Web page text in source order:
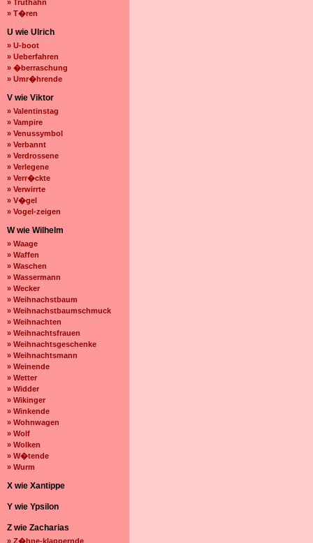
» Truthahn
» T�ren
U wie Ulrich
» U-boot
» Ueberfahren
» �berraschung
» Umr�hrende
V wie Viktor
» Valentinstag
» Vampire
» Venussymbol
» Verbannt
» Verdrossene
» Verlegene
» Verr�ckte
» Verwirrte
» V�gel
» Vogel-zeigen
W wie Wilhelm
» Waage
» Waffen
» Waschen
» Wassermann
» Wecker
» Weihnachstbaum
» Weihnachstbaumschmuck
» Weihnachten
» Weihnachtsfrauen
» Weihnachtsgeschenke
» Weihnachtsmann
» Weinende
» Wetter
» Widder
» Wikinger
» Winkende
» Wohnwagen
» Wolf
» Wolken
» W�tende
» Wurm
X wie Xantippe
Y wie Ypsilon
Z wie Zacharias
» Z�hne-klappernde